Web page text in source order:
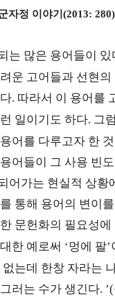
자정 이야기(2013: 280)
는 많은 용어들이 있
운 고어들과 선현
. 따라서 이 용어를
일이기도 하다. 그
어를 다루고자 한
어들이 그 사용 빈
어가는 현실적 상황
통해 용어의 변이
문헌화의 필요성
한 예로써 ‘멍에 팔’
는데 한창 자라는
러는 수가 생긴다. ’(